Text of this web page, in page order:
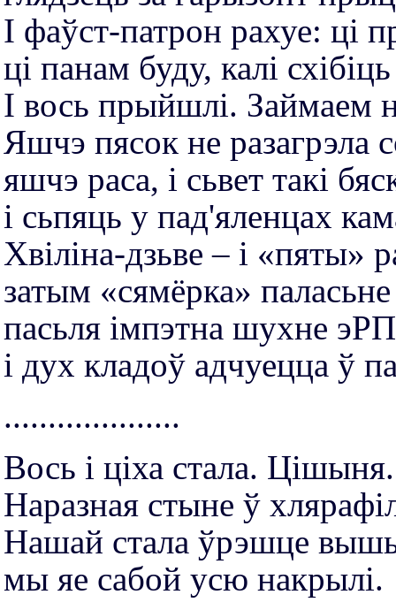
І фаўст-патрон рахуе: ці
ці панам буду, калі
І вось прыйшлі. Займаем
Яшчэ пясок не разагрэла
яшчэ раса, і сьвет такі
і сьпяць у пад'яленцах
Хвіліна-дзьве – і «пяты»
затым «сямёрка»
пасьля імпэтна шухне
і дух кладоў адчуецца ў
....................
Вось і ціха стала. Цішыня.
Наразная стыне ў
Нашай стала ўрэшце
мы яе сабой усю накрылі.